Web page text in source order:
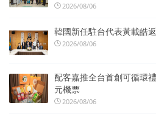
2026/08/06
韓國新任駐台代表黃載皓
2026/08/06
配客嘉推全台首創可循環
元機票
2026/08/06